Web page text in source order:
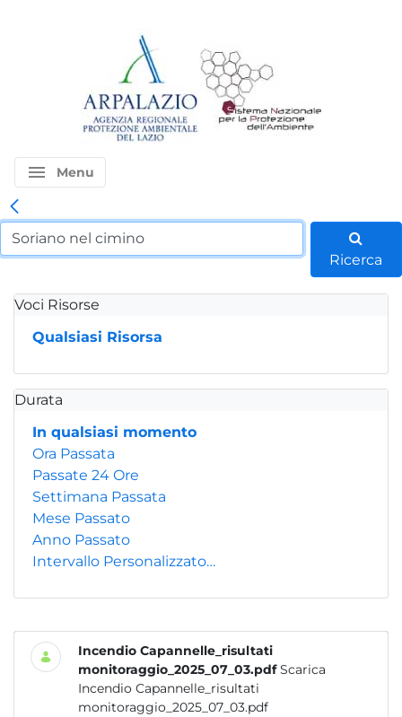
menu Menu
Ricerca
Voci Risorse
Qualsiasi Risorsa
Durata
In qualsiasi momento
Ora Passata
Passate 24 Ore
Settimana Passata
Mese Passato
Anno Passato
Intervallo Personalizzato…
Incendio Capannelle_risultati
monitoraggio_2025_07_03.pdf Scarica
Incendio Capannelle_risultati
monitoraggio_2025_07_03.pdf